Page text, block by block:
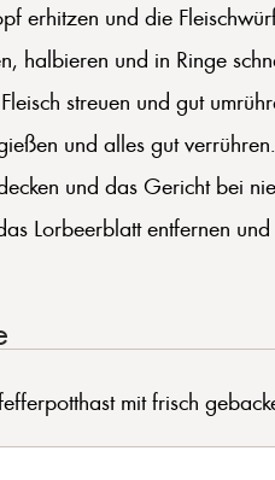
erhitzen und die
halbieren und in Ringe
streuen und gut
und alles gut
und das Gericht bei
Lorbeerblatt entfernen
mit frisch